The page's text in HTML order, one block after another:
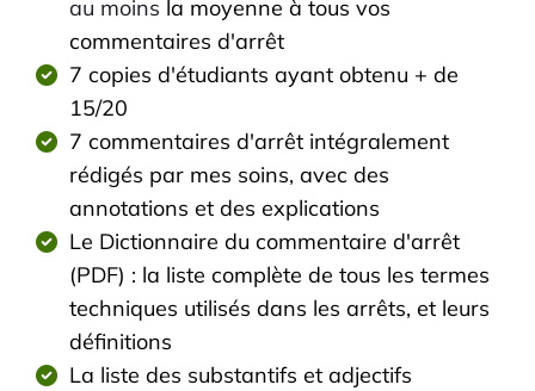
au moins la moyenne à tous vos
commentaires d'arrêt
7 copies d'étudiants ayant obtenu + de
15/20
7 commentaires d'arrêt intégralement
rédigés par mes soins, avec des
annotations et des explications
Le Dictionnaire du commentaire d'arrêt
(PDF) : la liste complète de tous les termes
techniques utilisés dans les arrêts, et leurs
définitions
La liste des substantifs et adjectifs